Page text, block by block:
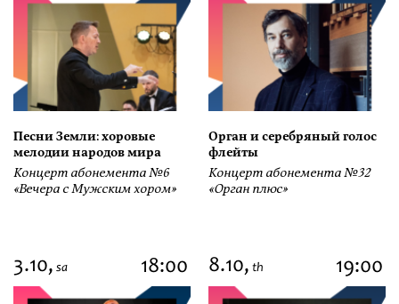
Песни Земли: хоровые
мелодии народов мира
Концерт абонемента №6
«Вечера с Мужским хором»
Орган и серебряный голос
флейты
Концерт абонемента №32
«Орган плюс»
3.10, sa 18:00 8.10, th 19:00